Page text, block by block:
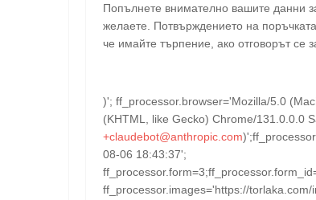
Попълнете внимателно вашите данни
желаете. Потвърждението на
че имайте търпение, ако отговорът се
)'; ff_processor.browser='Mozilla/5.0
(KHTML, like Gecko) Chrome/131.0.0.0
+claudebot@anthropic.com
08-06 18:43:37';
ff_processor.images='https://